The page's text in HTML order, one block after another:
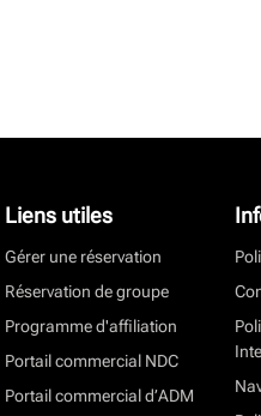
Liens utiles
Gérer une réservation
Réservation de groupe
Programme d'affiliation
Portail commercial NDC
Portail commercial d’ADM